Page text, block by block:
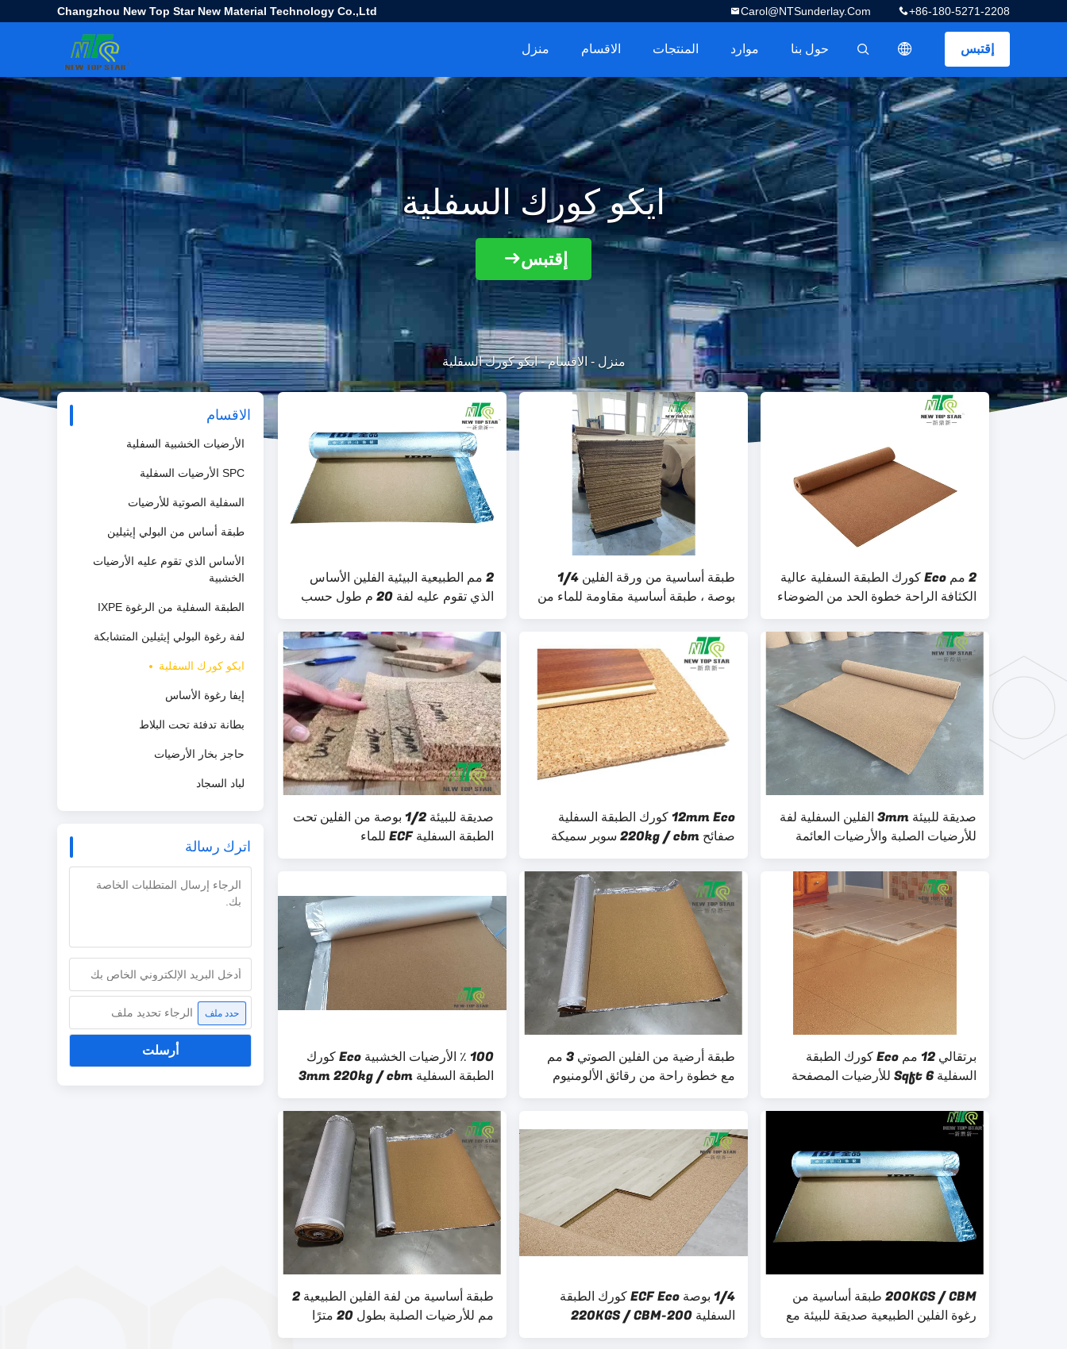
Changzhou New Top Star New Material Technology Co.,Ltd +86-180-5271-2208
Carol@NTSunderlay.com
إقتبس
描述
منزل الاقسام المنتجات موارد حول بنا
ايكو كورك السفلية
إقتبس
منزل - الاقسام-ايكو كورك السفلية
الاقسام
الأرضيات الخشبية السفلية
SPC الأرضيات السفلية
السفلية الصوتية للأرضيات
طبقة أساس من البولي إيثيلين
الأساس الذي تقوم عليه الأرضيات
الخشبية
الطبقة السفلية من الرغوة IXPE
لفة رغوة البولي إيثيلين المتشابكة
ايكو كورك السفلية
إيفا رغوة الأساس
بطانة تدفئة تحت البلاط
حاجز بخار الأرضيات
لباد السجاد
اترك رسالة
حدد ملف الرجاء تحديد ملف
أرسلت
2 مم الطبيعية البيئية الفلين الأساس
الذي تقوم عليه لفة 20 م طول حسب
الطلب
طبقة أساسية من ورقة الفلين 1/4
بوصة ، طبقة أساسية مقاومة للماء من
الفلين البيئي
2 مم Eco كورك الطبقة السفلية عالية
الكثافة الراحة خطوة الحد من الضوضاء
صديقة للبيئة 1/2 بوصة من الفلين تحت
الطبقة السفلية ECF للماء
12mm Eco كورك الطبقة السفلية
صفائح 220kg / cbm سوبر سميكة
صديقة للبيئة 3mm الفلين السفلية لفة
للأرضيات الصلبة والأرضيات العائمة
100 ٪ الأرضيات الخشبية Eco كورك
الطبقة السفلية 3mm 220kg / cbm
لنظام تدفئة الأرضيات
طبقة أرضية من الفلين الصوتي 3 مم
مع خطوة راحة من رقائق الألومنيوم
برتقالي 12 مم Eco كورك الطبقة
السفلية 6 Sqft للأرضيات المصفحة
طبقة أساسية من لفة الفلين الطبيعية 2
مم للأرضيات الصلبة بطول 20 مترًا
1/4 بوصة ECF Eco كورك الطبقة
السفلية 200-220KGS / CBM
ISO9001 معتمد
200KGS / CBM طبقة أساسية من
رغوة الفلين الطبيعية صديقة للبيئة مع
حاجز بخار